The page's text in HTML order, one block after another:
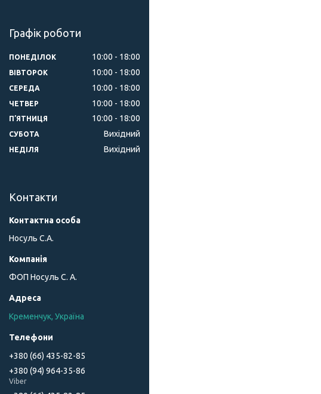
Графік роботи
ПОНЕДІЛОК 10:00 18:00
ВІВТОРОК 10:00 18:00
СЕРЕДА 10:00 18:00
ЧЕТВЕР 10:00 18:00
ПʼЯТНИЦЯ 10:00 18:00
СУБОТА Вихідний
НЕДІЛЯ Вихідний
Контакти
Носуль С.А.
ФОП Носуль С. А.
Кременчук, Україна
+380 (66) 435-82-85
+380 (94) 964-35-86
Viber